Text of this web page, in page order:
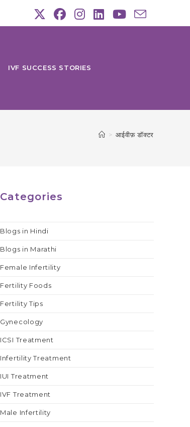
IVF SUCCESS STORIES
> आईवीफ़ डॉक्टर
Categories
Blogs in Hindi
Blogs in Marathi
Female Infertility
Fertility Foods
Fertility Tips
Gynecology
ICSI Treatment
Infertility Treatment
IUI Treatment
IVF Treatment
Male Infertility